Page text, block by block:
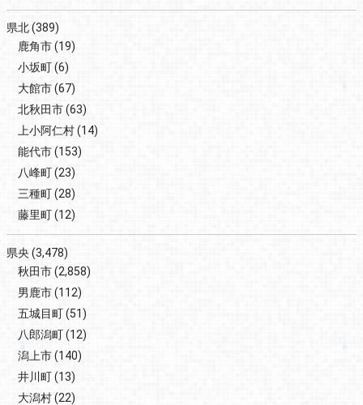
県北(389)
鹿角市(19)
小坂町(6)
大館市(67)
北秋田市(63)
上小阿仁村(14)
能代市(153)
八峰町(23)
三種町(28)
藤里町(12)
県央 (3,478)
秋田市(2,858)
男鹿市(112)
五城目町(51)
八郎潟町(12)
潟上市(140)
井川町(13)
大潟村(22)